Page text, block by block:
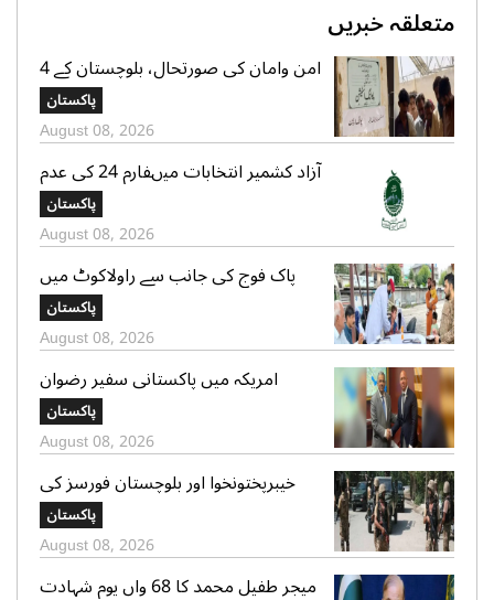
متعلقہ خبریں
امن وامان کی صورتحال، بلوچستان کے 4
بلدیاتی حلقوں میں آج ہونیوالی پولنگ
ملتوی
پاکستان
August 08, 2026
آزاد کشمیر انتخابات میںفارم 24 کی عدم
فراہمی کے دعوے بے بنیاد ہیں، الیکشن
کمیشن کی وضاحت
پاکستان
August 08, 2026
پاک فوج کی جانب سے راولاکوٹ میں
شہریوں کیلئے مفت میڈیکل کیمپس کا
انعقاد
پاکستان
August 08, 2026
امریکہ میں پاکستانی سفیر رضوان
سعیدشیخ کی مریکی سویا بین ایکسپورٹ
کونسل کے چیف ایگزیکٹو جم سٹر سے
ملاقات
پاکستان
August 08, 2026
خیبرپختونخوا اور بلوچستان فورسز کی
کارروائیاں، فتنہ الخوارج کے 10 دہشتگرد
پاکستان
August 08, 2026
میجر طفیل محمد کا 68 واں یوم شہادت